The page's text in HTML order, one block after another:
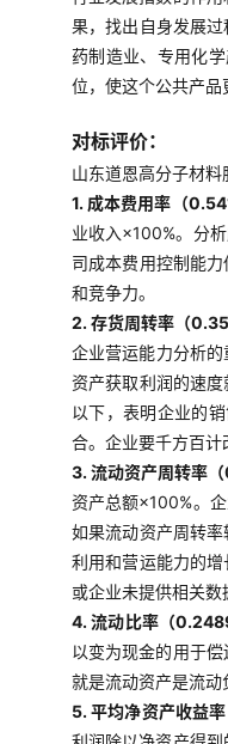
果，找出自身发展
药制造业、专用化
位，使这个公共产品
对标评价：
山东道恩高分子材
1. 成本费用率（
业收入×100%。分
司成本费用控制能
和竞争力。
2. 存货周转率（
企业营运能力分析
资产获取利润的速
以下，表明企业的
合。企业要千方百计
3. 流动资产周转率
资产总额×100%。
如果流动资产周转
利用和营运能力的
或企业未提供相关数
4. 流动比率（
以变为现金的用于
就是流动资产是流
5. 平均净资产收益